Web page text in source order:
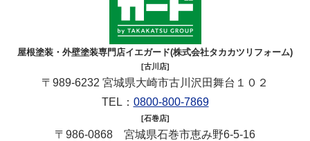
屋根塗装・外壁塗装専門店イエガード(株式会社タカカツリフォーム)
[古川店]
〒989-6232 宮城県大崎市古川沢田舞台１０２
TEL： 0800-800-7869
[石巻店]
〒986-0868 宮城県石巻市恵み野6-5-16